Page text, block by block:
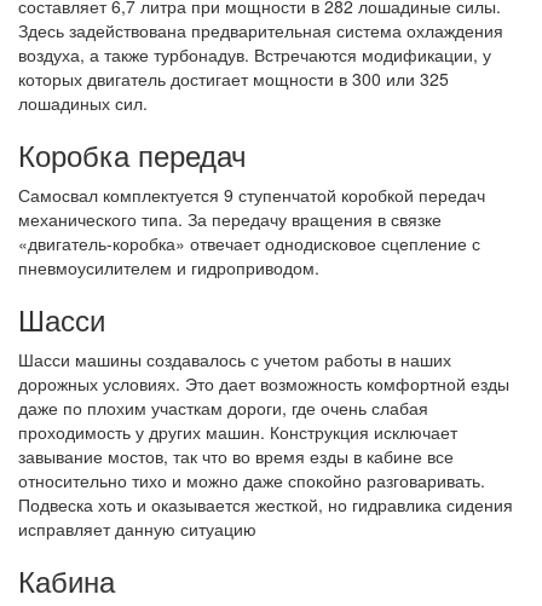
составляет 6,7 литра при мощности в 282 лошадиные силы.
Здесь задействована предварительная система охлаждения
воздуха, а также турбонадув. Встречаются модификации, у
которых двигатель достигает мощности в 300 или 325
лошадиных сил.
Коробка передач
Самосвал комплектуется 9 ступенчатой коробкой передач
механического типа. За передачу вращения в связке
«двигатель-коробка» отвечает однодисковое сцепление с
пневмоусилителем и гидроприводом.
Шасси
Шасси машины создавалось с учетом работы в наших
дорожных условиях. Это дает возможность комфортной езды
даже по плохим участкам дороги, где очень слабая
проходимость у других машин. Конструкция исключает
завывание мостов, так что во время езды в кабине все
относительно тихо и можно даже спокойно разговаривать.
Подвеска хоть и оказывается жесткой, но гидравлика сидения
исправляет данную ситуацию
Кабина